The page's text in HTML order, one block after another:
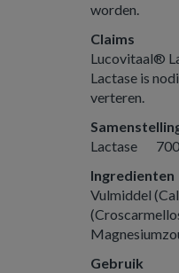
worden.
Claims
Lucovitaal®
Lactase is
verteren.
Lactase
Ingredienten
Vulmiddel
Gebruik